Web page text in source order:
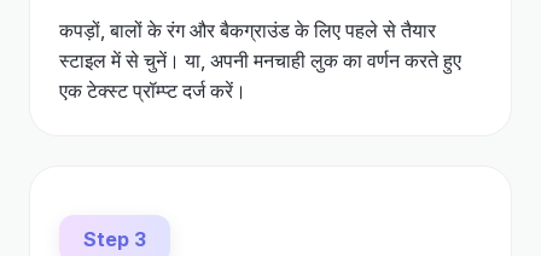
कपड़ों, बालों के रंग और बैकग्राउंड के लिए पहले से तैयार
स्टाइल में से चुनें। या, अपनी मनचाही लुक का वर्णन करते हुए
एक टेक्स्ट प्रॉम्प्ट दर्ज करें।
Step 3